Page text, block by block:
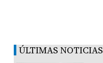
ÚLTIMAS NOTICIAS